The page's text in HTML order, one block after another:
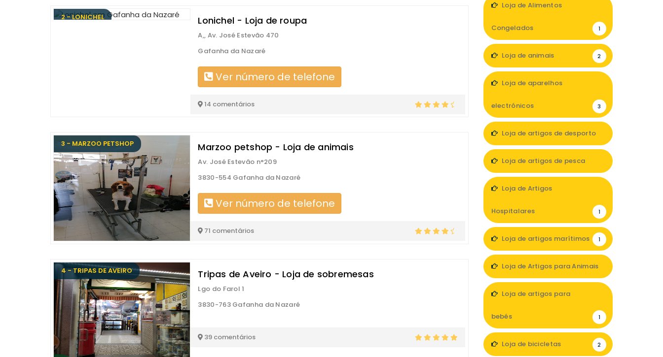
2 - LONICHEL Lonichel - Loja de roupa
A,, Av. José Estevão 470
Gafanha da Nazaré
Ver número de telefone
14 comentários
3 - MARZOO PETSHOP Marzoo petshop - Loja de animais
Av. José Estevão n°209
3830-554 Gafanha da Nazaré
Ver número de telefone
71 comentários
4 - TRIPAS DE AVEIRO Tripas de Aveiro - Loja de sobremesas
Lgo do Farol 1
3830-763 Gafanha da Nazaré
39 comentários
Loja de Alimentos
Congelados 1
Loja de animais 2
Loja de aparelhos
electrónicos 3
Loja de artigos de desporto
Loja de artigos de pesca
Loja de Artigos
Hospitalares 1
Loja de artigos marítimos 1
Loja de Artigos para Animais
Loja de artigos para
bebés 1
Loja de bicicletas 2